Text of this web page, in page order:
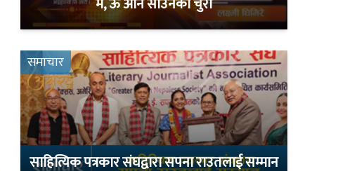
समाचार
साहित्यिक पत्रकार संघद्वारा सपना राउतलाई सम्मान